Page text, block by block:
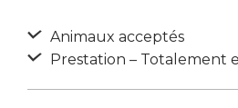
Animaux acceptés
Prestation – Totalement